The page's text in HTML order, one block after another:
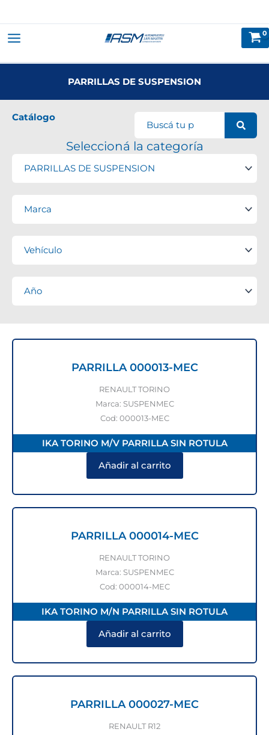
al
contenido
PARRILLAS DE SUSPENSION
Catálogo
Seleccioná la categoría
PARRILLA 000013-MEC
RENAULT TORINO
Marca: SUSPENMEC
Cod: 000013-MEC
IKA TORINO M/V PARRILLA SIN ROTULA
Añadir al carrito
PARRILLA 000014-MEC
RENAULT TORINO
Marca: SUSPENMEC
Cod: 000014-MEC
IKA TORINO M/N PARRILLA SIN ROTULA
Añadir al carrito
PARRILLA 000027-MEC
RENAULT R12